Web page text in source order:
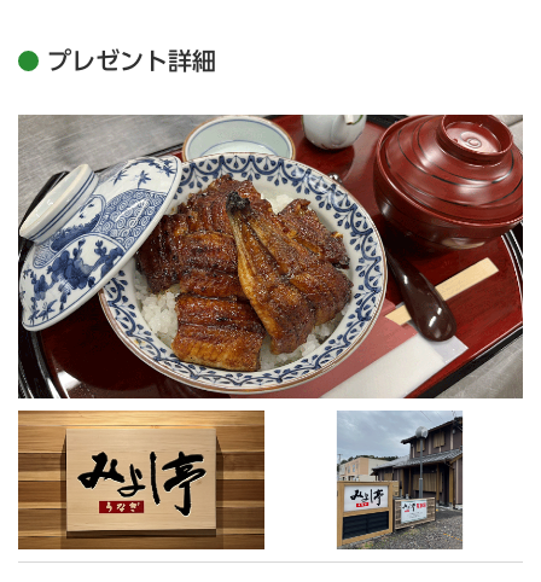
プレゼント詳細